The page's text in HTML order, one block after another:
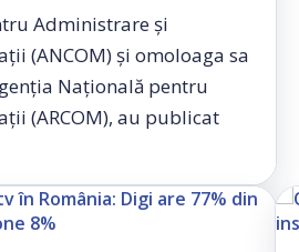
Administrare și
(ANCOM) și omoloaga sa
Națională pentru
(ARCOM), au publicat